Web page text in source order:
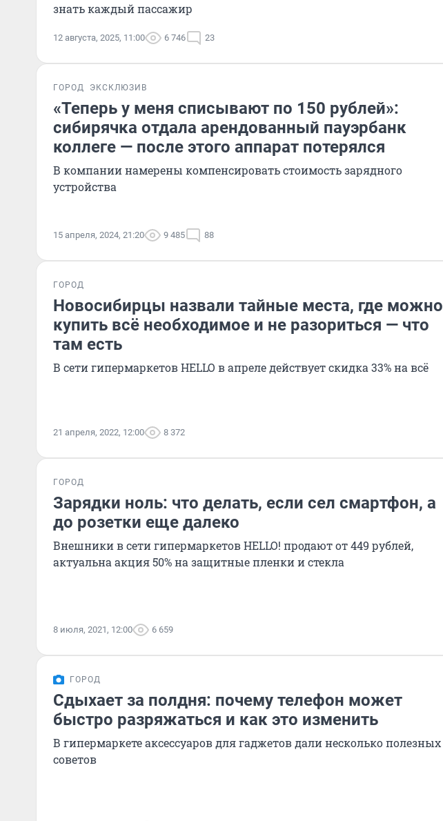
знать каждый пассажир
12 августа, 2025, 11:00 6 746 23
ГОРОД ЭКСКЛЮЗИВ
«Теперь у меня списывают по 150 рублей»:
сибирячка отдала арендованный пауэрбанк
коллеге — после этого аппарат потерялся
В компании намерены компенсировать стоимость зарядного
устройства
15 апреля, 2024, 21:20 9 485 88
ГОРОД
Новосибирцы назвали тайные места, где можно
купить всё необходимое и не разориться — что
там есть
В сети гипермаркетов HELLO в апреле действует скидка 33% на всё
21 апреля, 2022, 12:00 8 372
ГОРОД
Зарядки ноль: что делать, если сел смартфон, а
до розетки еще далеко
Внешники в сети гипермаркетов HELLO! продают от 449 рублей,
актуальна акция 50% на защитные пленки и стекла
8 июля, 2021, 12:00 6 659
ГОРОД
Сдыхает за полдня: почему телефон может
быстро разряжаться и как это изменить
В гипермаркете аксессуаров для гаджетов дали несколько полезных
советов